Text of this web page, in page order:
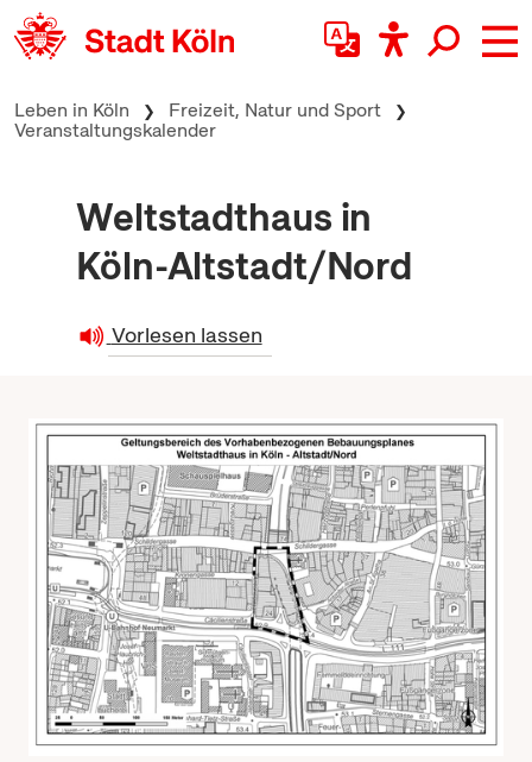
zum Inhalt springen
Leben in Köln
Freizeit, Natur und Sport
Veranstaltungskalender
Weltstadthaus in
Köln-Altstadt/Nord
Vorlesen lassen